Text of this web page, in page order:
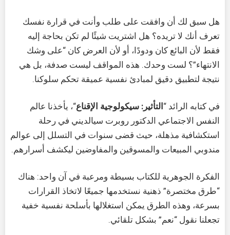
هل سبق لك أن وافقت على طلب وأنت في قرارة نفسك
تعرف أنك لا تريده؟ هل اشتريت شيئًا لم تكن بحاجة إليه
فقط لأن البائع كان ودودًا، أو لأن العرض كان “على وشك
الانتهاء”؟ لست وحدك. هذه المواقف ليست صدفة، بل هي
نتيجة لتطبيق دقيق لمبادئ نفسية عميقة تحكم سلوكنا.
في كتابه الرائد “التأثير: سيكولوجية الإقناع“، يأخذنا عالم
النفس الاجتماعي الدكتور روبرت سيالديني في رحلة
استكشافية مذهلة، حيث قضى سنوات في التسلل إلى عوالم
مندوبي المبيعات والمسوقين والمفاوضين ليكشف أسرارهم.
الفكرة الجوهرية للكتاب بسيطة ومرعبة في آن واحد: هناك
“طرق مختصرة” ذهنية نستخدمها جميعًا لاتخاذ القرارات
بسرعة، وهذه الطرق يمكن استغلالها بأسلحة نفسية خفية
تجعلنا نقول “نعم” بشكل تلقائي.